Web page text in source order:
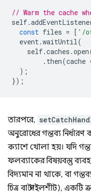
// Warm the cache
self.
const files = [ '/
event.waitUntil(
self.caches .open
. then(cache
);
});
তারপরে,
অনুরোধের গন্তব্য নির্ধারণ
ক্যাশে খোলা হয়। যদি
ফলব্যাকের বিষয়বস্তু
বিদ্যমান না থাকে, বা
চিত্র বা স্টাইলশীট), একটি